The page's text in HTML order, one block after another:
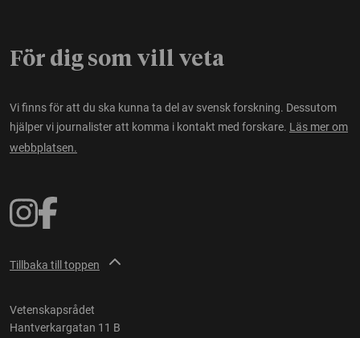
För dig som vill veta
Vi finns för att du ska kunna ta del av svensk forskning. Dessutom
hjälper vi journalister att komma i kontakt med forskare. Läs mer om
webbplatsen.
Tillbaka till toppen
Vetenskapsrådet
Hantverkargatan 11 B